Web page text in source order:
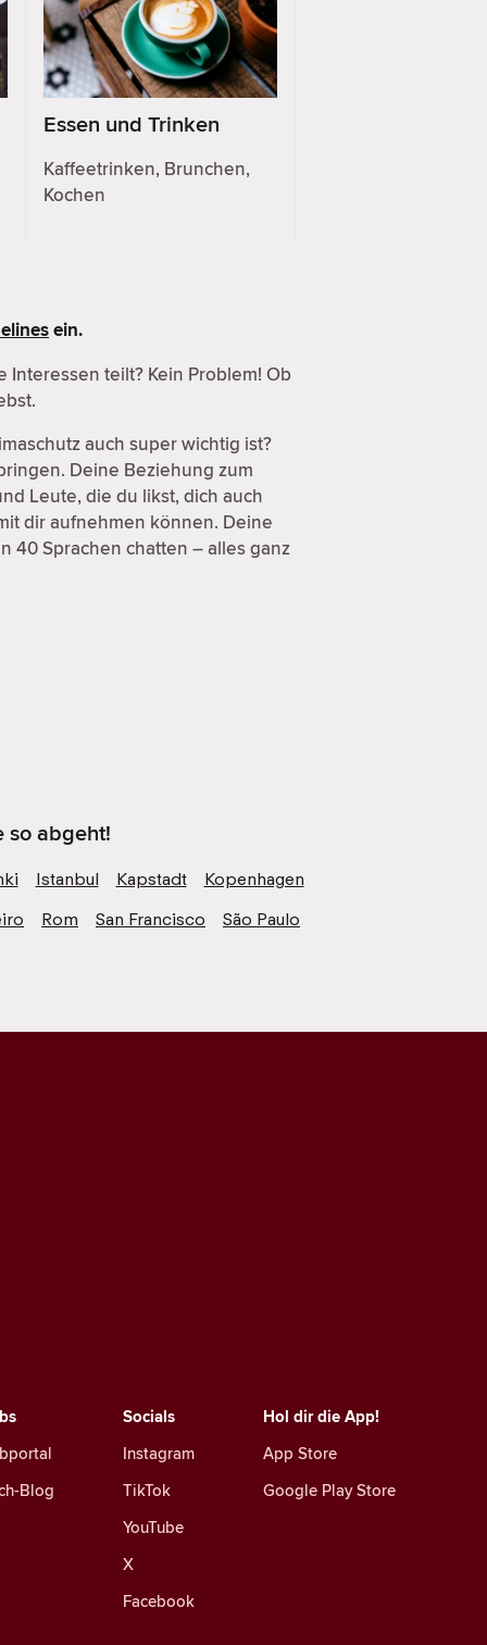
Essen und Trinken
Kaffeetrinken, Brunchen,
Kochen
ein.
teilt? Kein Problem! Ob
auch super wichtig ist?
Deine Beziehung zum
Leute, die du likst, dich auch
dir aufnehmen können. Deine
40 Sprachen chatten – alles ganz
so abgeht!
Istanbul Kapstadt
Kopenhagen
Rom San Francisco
São Paulo
Socials
Instagram
TikTok
YouTube
X
Facebook
Blog
Hol dir die App!
App Store
Google Play Store